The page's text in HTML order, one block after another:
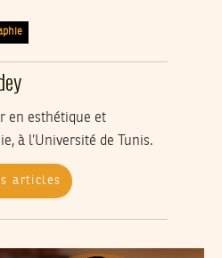
en esthétique et
à l’Université de Tunis.
articles